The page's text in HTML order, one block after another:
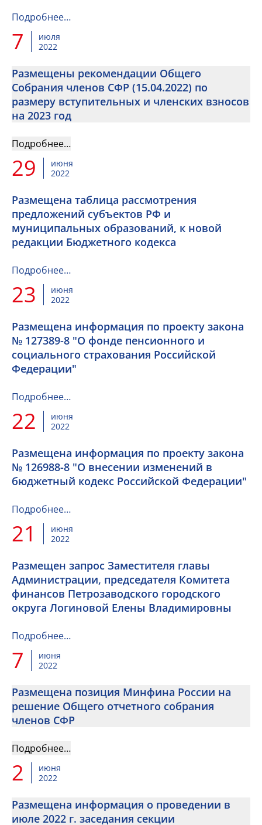
образования на долгос...
Подробнее…
7
июля
2022
Размещены рекомендации Общего
Собрания членов СФР (15.04.2022) по
размеру вступительных и членских взносов
на 2023 год
Подробнее…
29
июня
2022
Размещена таблица рассмотрения
предложений субъектов РФ и
муниципальных образований, к новой
редакции Бюджетного кодекса
Подробнее…
23
июня
2022
Размещена информация по проекту закона
№ 127389-8 "О фонде пенсионного и
социального страхования Российской
Федерации"
Подробнее…
22
июня
2022
Размещена информация по проекту закона
№ 126988-8 "О внесении изменений в
бюджетный кодекс Российской Федерации"
Подробнее…
21
июня
2022
Размещен запрос Заместителя главы
Администрации, председателя Комитета
финансов Петрозаводского городского
округа Логиновой Елены Владимировны
Подробнее…
7
июня
2022
Размещена позиция Минфина России на
решение Общего отчетного собрания
членов СФР
Подробнее…
2
июня
2022
Размещена информация о проведении в
июле 2022 г. заседания секции